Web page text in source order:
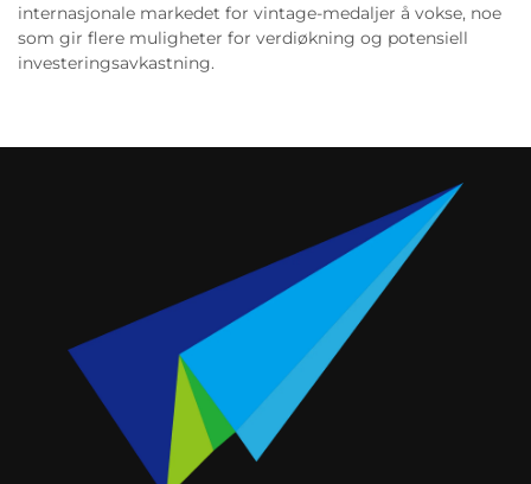
internasjonale markedet for vintage-medaljer å vokse, noe
som gir flere muligheter for verdiøkning og potensiell
investeringsavkastning.